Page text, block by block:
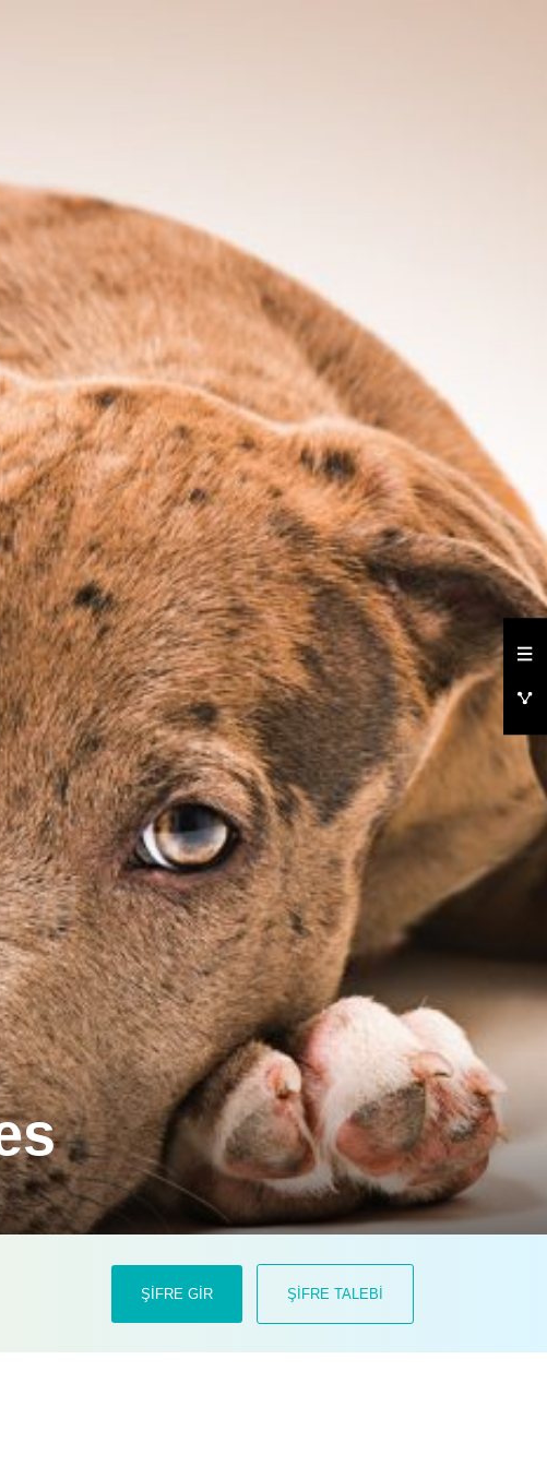
bir araştırma, bu tedavinin stres
ŞİFRE GİR ŞİFRE TALEBİ